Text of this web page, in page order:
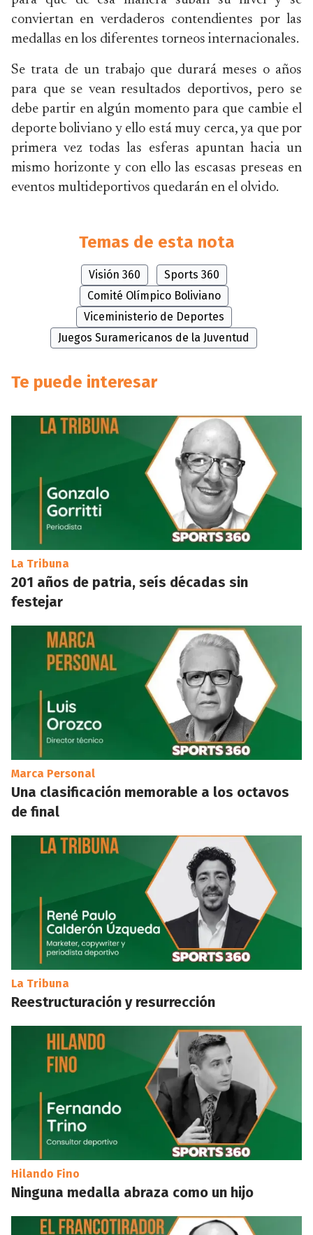
conviertan en verdaderos contendientes por las
medallas en los diferentes torneos internacionales.
Se trata de un trabajo que durará meses o años
para que se vean resultados deportivos, pero se
debe partir en algún momento para que cambie el
deporte boliviano y ello está muy cerca, ya que por
primera vez todas las esferas apuntan hacia un
mismo horizonte y con ello las escasas preseas en
eventos multideportivos quedarán en el olvido.
Temas de esta nota
Visión 360
Sports 360
Comité Olímpico Boliviano
Viceministerio de Deportes
Juegos Suramericanos de la Juventud
Te puede interesar
La Tribuna
201 años de patria, seís décadas sin
festejar
Marca Personal
Una clasificación memorable a los octavos
de final
La Tribuna
Reestructuración y resurrección
Hilando Fino
Ninguna medalla abraza como un hijo